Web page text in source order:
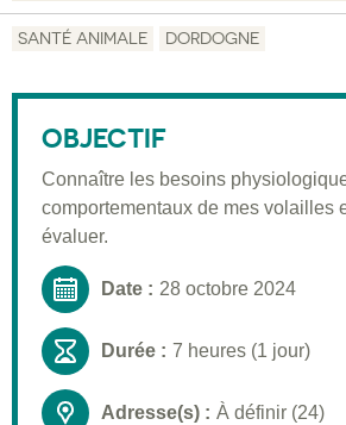
Objectif
Moyens pédagogiques
Informations pratiques
SANTÉ ANIMALE DORDOGNE
OBJECTIF
Connaître les besoins
comportementaux de mes volailles
évaluer.
Date : 28 octobre 2024
Durée : 7 heures (1 jour)
Adresse(s) : À définir (24)